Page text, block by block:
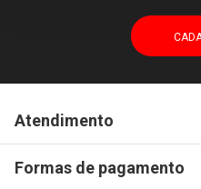
Atendimento
Formas de pagamento